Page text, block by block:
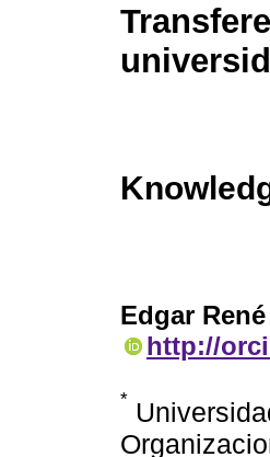
Edgar
http://
*